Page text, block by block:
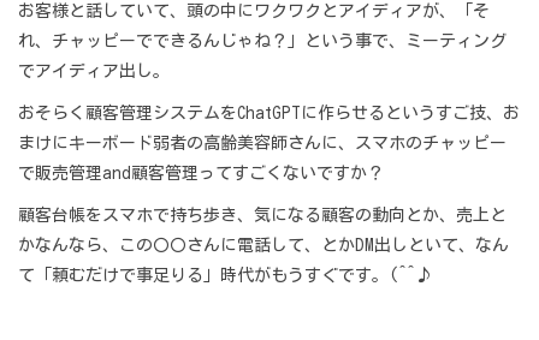
お客様と話していて、頭の中にワクワクとアイディアが、「そ
れ、チャッピーでできるんじゃね？」という事で、ミーティング
でアイディア出し。
おそらく顧客管理システムをChatGPTに作らせるというすご技、お
まけにキーボード弱者の高齢美容師さんに、スマホのチャッピー
で販売管理and顧客管理ってすごくないですか？
顧客台帳をスマホで持ち歩き、気になる顧客の動向とか、売上と
かなんなら、この〇〇さんに電話して、とかDM出しといて、なん
て「頼むだけで事足りる」時代がもうすぐです。(^^♪